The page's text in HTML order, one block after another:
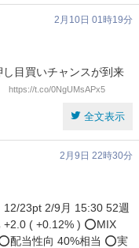
2月10日 01時19分
目買いチャンスが到来
https://t.co/0NgUMsAPx5
全文表示
2月9日 22時30分
23pt 2/9月 15:30 52週
+2.0 ( +0.12% ) ⭕MIX
当性向 40%相当 ⭕実